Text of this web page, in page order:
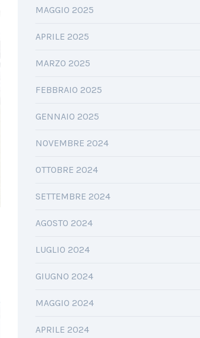
MAGGIO 2025
APRILE 2025
MARZO 2025
FEBBRAIO 2025
GENNAIO 2025
NOVEMBRE 2024
OTTOBRE 2024
SETTEMBRE 2024
AGOSTO 2024
LUGLIO 2024
GIUGNO 2024
MAGGIO 2024
APRILE 2024